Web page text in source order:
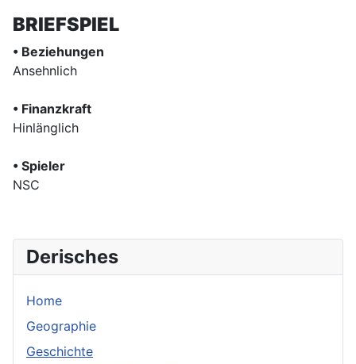
Derisches
Home
Geographie
Geschichte
BRIEFSPIEL
• Beziehungen
Ansehnlich
• Finanzkraft
Hinlänglich
• Spieler
NSC